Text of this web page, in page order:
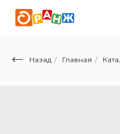
Назад / Главная /